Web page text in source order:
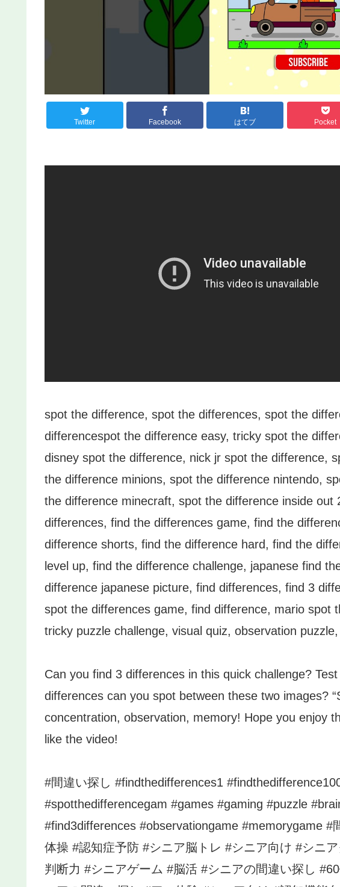
Twitter Facebook はてブ Pocket
spot the difference, spot the differences, spot the
differencespot the difference easy, tricky spot the
disney spot the difference, nick jr spot the difference,
the difference minions, spot the difference nintendo,
the difference minecraft, spot the difference inside
differences, find the differences game, find the
difference shorts, find the difference hard, find the
level up, find the difference challenge, japanese find
difference japanese picture, find differences, find 3
spot the differences game, find difference, mario spot
tricky puzzle challenge, visual quiz, observation
Can you find 3 differences in this quick challenge?
differences can you spot between these two images?
concentration, observation, memory! Hope you enjoy
like the video!
#間違い探し #findthedifferences1
#spotthedifferencegam #games #gaming #puzzle
#find3differences #observationgame #memorygame #
体操 #認知症予防 #シニア脳トレ #シニア向け #シニ
判断力 #シニアゲーム #脳活 #シニアの間違い探し